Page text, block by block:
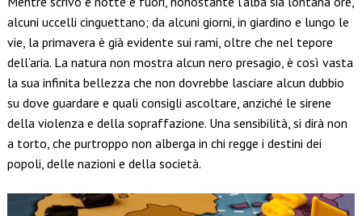
alcuni uccelli cinguettano; da alcuni giorni, in giardino e lungo le
vie, la primavera è già evidente sui rami, oltre che nel tepore
dell’aria. La natura non mostra alcun nero presagio, è così vasta
la sua infinita bellezza che non dovrebbe lasciare alcun dubbio
su dove guardare e quali consigli ascoltare, anziché le sirene
della violenza e della sopraffazione. Una sensibilità, si dirà non
a torto, che purtroppo non alberga in chi regge i destini dei
popoli, delle nazioni e della società.